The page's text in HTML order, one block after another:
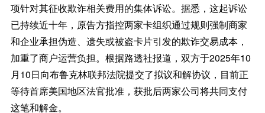
项针对其征收欺诈相关费用的集体诉讼。据悉，这起诉讼
已持续近十年，原告方指控两家卡组织通过规则强制商家
和企业承担伪造、遗失或被盗卡片引发的欺诈交易成本，
加重了商户运营负担。根据路透社报道，双方于2025年10
月10日向布鲁克林联邦法院提交了拟议和解协议，目前正
等待首席美国地区法官批准，获批后两家公司将共同支付
这笔和解金。